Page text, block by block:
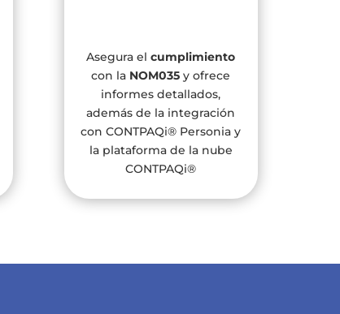
Asegura elcumplimiento
con la NOM035 y ofrece
informes detallados,
además de la integración
con CONTPAQi® Personia y
la plataforma de la nube
CONTPAQi®